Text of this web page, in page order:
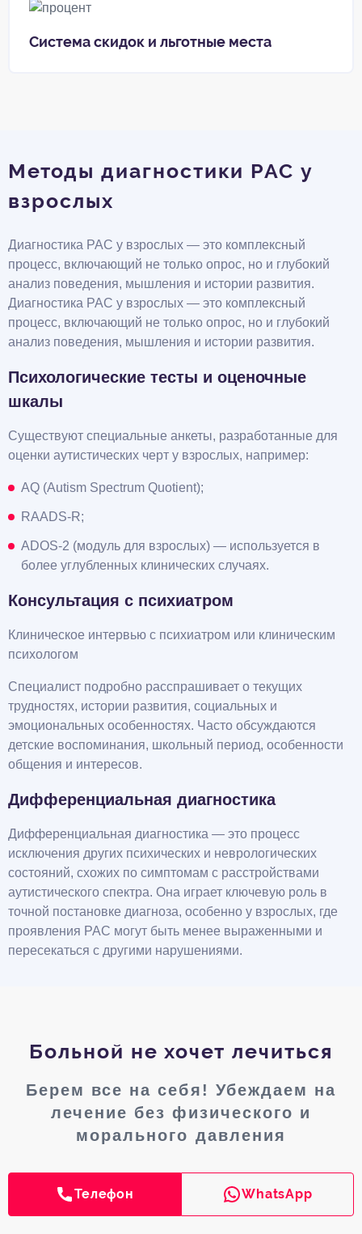
Система скидок и льготные места
Методы диагностики РАС у
взрослых
Диагностика РАС у взрослых — это комплексный
процесс, включающий не только опрос, но и глубокий
анализ поведения, мышления и истории развития.
Диагностика РАС у взрослых — это комплексный
процесс, включающий не только опрос, но и глубокий
анализ поведения, мышления и истории развития.
Психологические тесты и оценочные
шкалы
Существуют специальные анкеты, разработанные для
оценки аутистических черт у взрослых, например:
AQ (Autism Spectrum Quotient);
RAADS-R;
ADOS-2 (модуль для взрослых) — используется в
более углубленных клинических случаях.
Консультация с психиатром
Клиническое интервью с психиатром или клиническим
психологом
Специалист подробно расспрашивает о текущих
трудностях, истории развития, социальных и
эмоциональных особенностях. Часто обсуждаются
детские воспоминания, школьный период, особенности
общения и интересов.
Дифференциальная диагностика
Дифференциальная диагностика — это процесс
исключения других психических и неврологических
состояний, схожих по симптомам с расстройствами
аутистического спектра. Она играет ключевую роль в
точной постановке диагноза, особенно у взрослых, где
проявления РАС могут быть менее выраженными и
пересекаться с другими нарушениями.
Больной не хочет лечиться
Берем все на себя! Убеждаем на
лечение без физического и
морального давления
Телефон WhatsApp